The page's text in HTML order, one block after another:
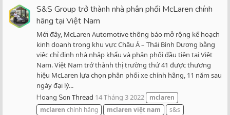
S&S Group trở thành nhà phân phối McLaren chính
hãng tại Việt Nam
Mới đây, McLaren Automotive thông báo mở rộng kế hoạch
kinh doanh trong khu vực Châu Á – Thái Bình Dương bằng
việc chỉ định nhà nhập khẩu và phân phối đầu tiên tại Việt
Nam. Việt Nam trở thành thị trường thứ 41 được thương
hiệu McLaren lựa chọn phân phối xe chính hãng, 11 năm sau
ngày đại lý...
Hoang Son Thread 14 Tháng 3 2022
mclaren
mclaren chính hãng mclaren việt nam
s&s